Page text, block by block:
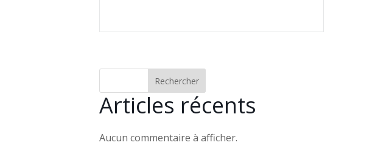
Rechercher
Articles récents
Aucun commentaire à afficher.